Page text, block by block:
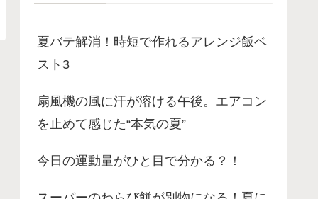
夏バテ解消！時短で作れるアレンジ飯ベ
スト3
扇風機の風に汗が溶ける午後。エアコン
を止めて感じた“本気の夏”
今日の運動量がひと目で分かる？！